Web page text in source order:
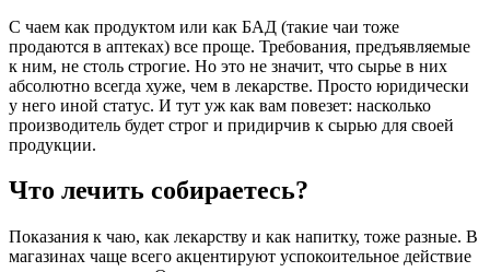
С чаем как продуктом или как БАД (такие чаи тоже
продаются в аптеках) все проще. Требования, предъявляемые
к ним, не столь строгие. Но это не значит, что сырье в них
абсолютно всегда хуже, чем в лекарстве. Просто юридически
у него иной статус. И тут уж как вам повезет: насколько
производитель будет строг и придирчив к сырью для своей
продукции.
Что лечить собираетесь?
Показания к чаю, как лекарству и как напитку, тоже разные. В
магазинах чаще всего акцентируют успокоительное действие